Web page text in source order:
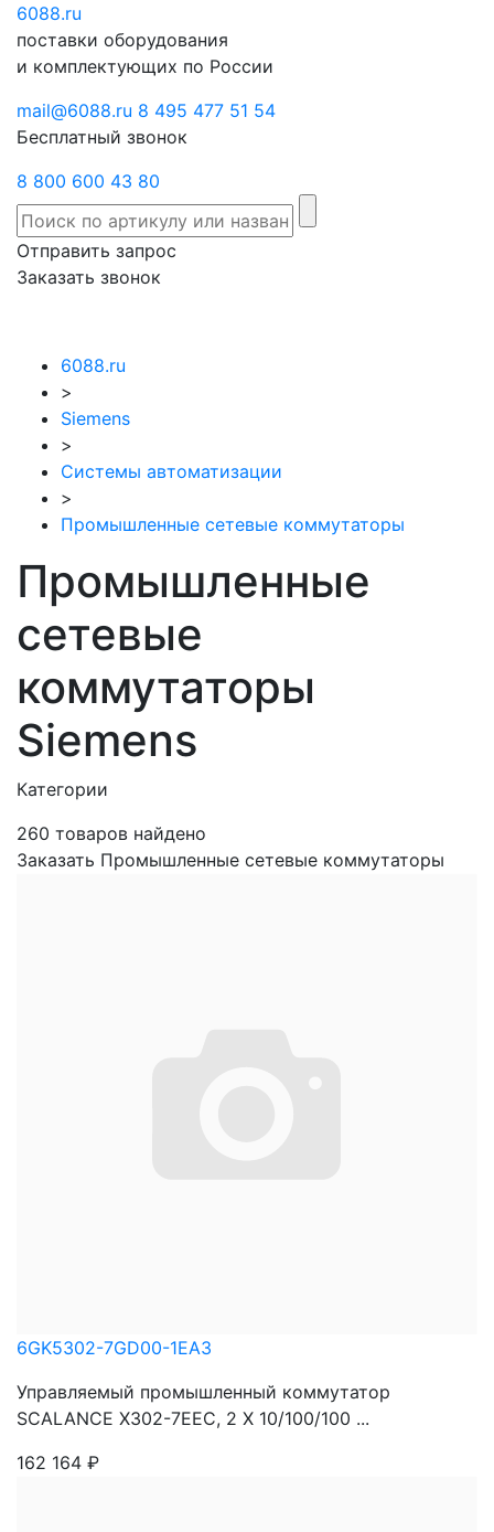
6088.ru
поставки оборудования
и комплектующих по России
mail@6088.ru 8 495 477 51 54
Бесплатный звонок
8 800 600 43 80
Отправить запрос
Заказать звонок
6088.ru
>
Siemens
>
Системы автоматизации
>
Промышленные сетевые коммутаторы
Промышленные
сетевые
коммутаторы
Siemens
Категории
260 товаров найдено
Заказать Промышленные сетевые коммутаторы
6GK5302-7GD00-1EA3
Управляемый промышленный коммутатор
SCALANCE X302-7EEC, 2 X 10/100/100 ...
162 164 ₽
Отправить
запрос
звонок